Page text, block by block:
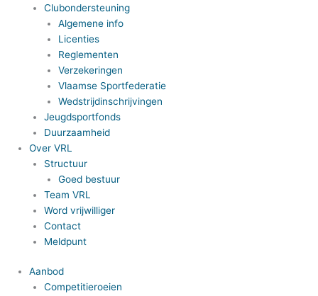
Clubondersteuning
Algemene info
Licenties
Reglementen
Verzekeringen
Vlaamse Sportfederatie
Wedstrijdinschrijvingen
Jeugdsportfonds
Duurzaamheid
Over VRL
Structuur
Goed bestuur
Team VRL
Word vrijwilliger
Contact
Meldpunt
Aanbod
Competitieroeien